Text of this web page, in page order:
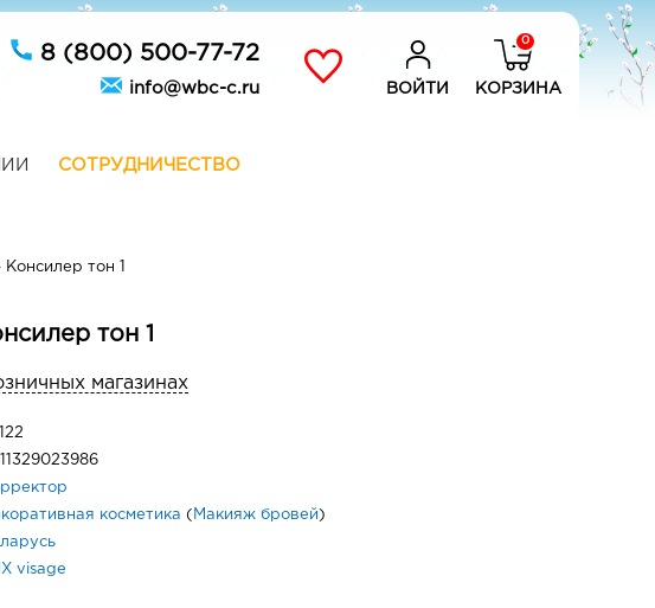
8 (800) 500-77-72
info@wbc-c.ru ВОЙТИ
0
КОРЗИНА
СОТРУДНИЧЕСТВО
Консилер тон 1
тон 1
магазинах
косметика ( Макияж бровей )
visage